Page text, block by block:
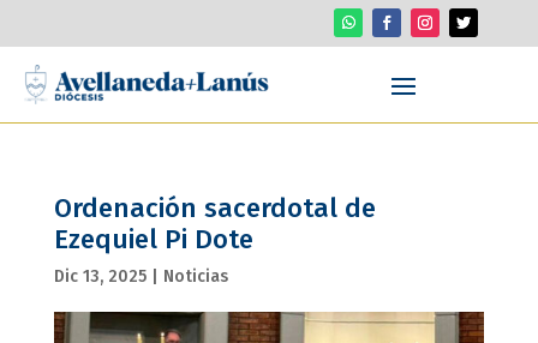
Ordenación sacerdotal de
Ezequiel Pi Dote
Dic 13, 2025| Noticias